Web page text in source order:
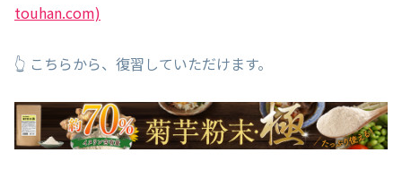
touhan.com)
👆 こちらから、復習していただけます。